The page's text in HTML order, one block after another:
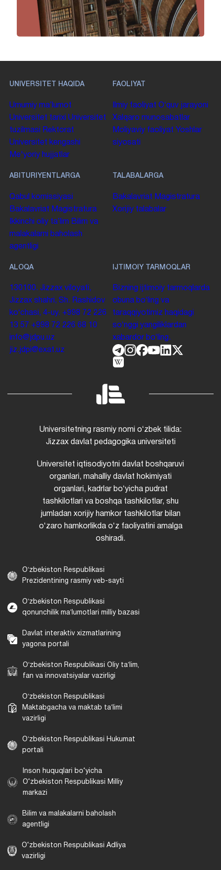
UNIVERSITET HAQIDA
Umumiy maʼlumot
Universitet tarixi Universitet
tuzilmasi Rektorat
Universitet kengashi
Me'yoriy hujjatlar
FAOLIYAT
Ilmiy faoliyat Oʻquv jarayoni
Xalqaro munosabatlar
Moliyaviy faoliyat Yoshlar
siyosati
ABITURIYENTLARGA
Qabul komissiyasi
Bakalavriat Magistratura
Ikkinchi oliy taʼlim Bilim va
malakalarni baholash
agentligi
TALABALARGA
Bakalavriat Magistratura
Xorijiy talabalar
ALOQA
130100. Jizzax viloyati,
Jizzax shahri, Sh. Rashidov
koʻchasi, 4-uy. +998 72 226
13 57 +998 72 226 68 10
info@jdpu.uz
jiz.jdpi@exat.uz
IJTIMOIY TARMOQLAR
Bizning ijtimoiy tarmoqlarda
obuna boʻling va
taraqqiyotimiz haqidagi
soʻnggi yangiliklardan
xabardor boʻling.
Universitetning rasmiy nomi oʻzbek tilida:
Jizzax davlat pedagogika universiteti
Universitet iqtisodiyotni davlat boshqaruvi
organlari, mahalliy davlat hokimiyati
organlari, kadrlar boʻyicha pudrat
tashkilotlari va boshqa tashkilotlar, shu
jumladan xorijiy hamkor tashkilotlar bilan
oʻzaro hamkorlikda oʻz faoliyatini amalga
oshiradi.
Oʻzbekiston Respublikasi
Prezidentining rasmiy veb-sayti
Oʻzbekiston Respublikasi
qonunchilik maʼlumotlari milliy bazasi
Davlat interaktiv xizmatlarining
yagona portali
Oʻzbekiston Respublikasi Oliy taʼlim,
fan va innovatsiyalar vazirligi
Oʻzbekiston Respublikasi
Maktabgacha va maktab taʼlimi
vazirligi
Oʻzbekiston Respublikasi Hukumat
portali
Inson huquqlari bo‘yicha
O‘zbekiston Respublikasi Milliy
markazi
Bilim va malakalarni baholash
agentligi
O‘zbekiston Respublikasi Adliya
vazirligi